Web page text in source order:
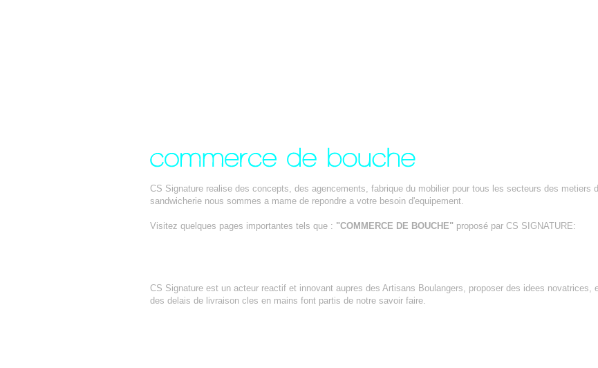
CS Signature realise des concepts, des agencements, fabrique du mobilier pour tous les secteurs des metiers
sandwicherie nous sommes a mame de repondre a votre besoin d'equipement.
Visitez quelques pages importantes tels que : "COMMERCE DE BOUCHE" proposé par CS SIGNATURE:
CS Signature est un acteur reactif et innovant aupres des Artisans Boulangers, proposer des idees novatrices,
des delais de livraison cles en mains font partis de notre savoir faire.